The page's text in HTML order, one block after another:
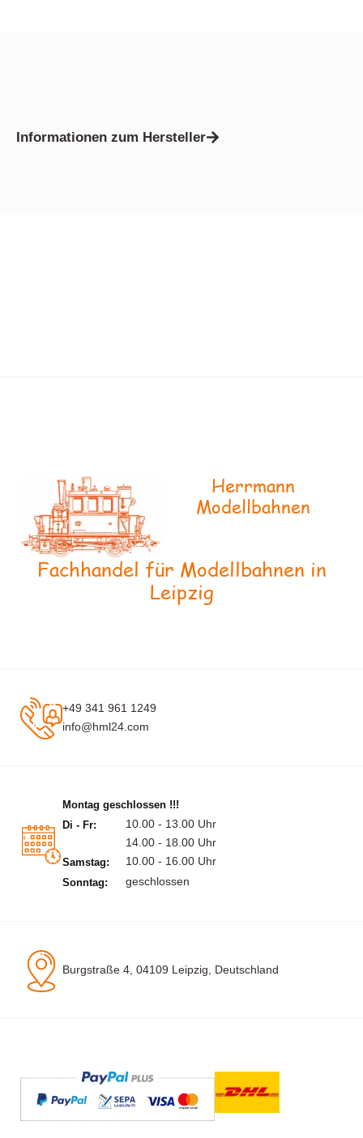
Informationen zum Hersteller
Herrmann
Modellbahnen
Fachhandel für Modellbahnen in
Leipzig
+49 341 961 1249
info@hml24.com
Montag geschlossen !!!
Di - Fr:
10.00 - 13.00 Uhr
14.00 - 18.00 Uhr
Samstag: 10.00 - 16.00 Uhr
Sonntag: geschlossen
Burgstraße 4, 04109 Leipzig, Deutschland